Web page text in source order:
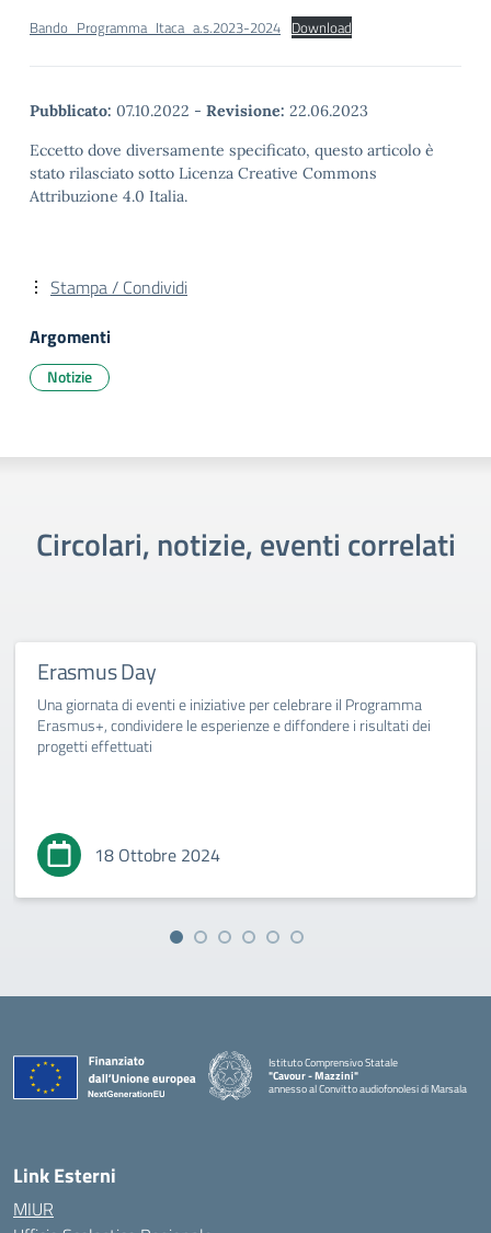
Bando_Programma_Itaca_a.s.2023-2024 Download
Pubblicato: 07.10.2022 - Revisione: 22.06.2023
Eccetto dove diversamente specificato, questo articolo è
stato rilasciato sotto Licenza Creative Commons
Attribuzione 4.0 Italia.
Stampa / Condividi
Argomenti
Notizie
Circolari, notizie, eventi correlati
Erasmus Day
Una giornata di eventi e iniziative per celebrare il Programma
Erasmus+, condividere le esperienze e diffondere i risultati dei
progetti effettuati
18 Ottobre 2024
Istituto Comprensivo Statale
"Cavour - Mazzini"
annesso al Convitto audiofonolesi di Marsala
Link Esterni
MIUR